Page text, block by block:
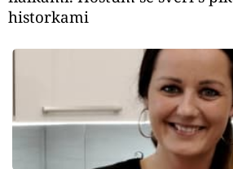
historkami